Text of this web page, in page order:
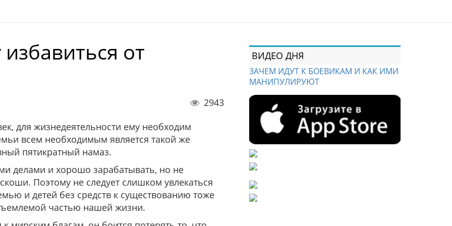
от
2943
для жизнедеятельности ему необходим
всем необходимым является такой же
пятикратный намаз.
делами и хорошо зарабатывать, но не
Поэтому не следует слишком увлекаться
и детей без средств к существованию тоже
частью нашей жизни.
ВИДЕО ДНЯ
ЗАЧЕМ ИДУТ К БОЕВИКАМ И КАК ИМИ
МАНИПУЛИРУЮТ